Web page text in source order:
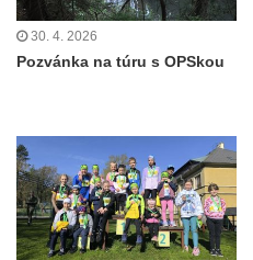
30. 4. 2026
Pozvánka na túru s OPSkou